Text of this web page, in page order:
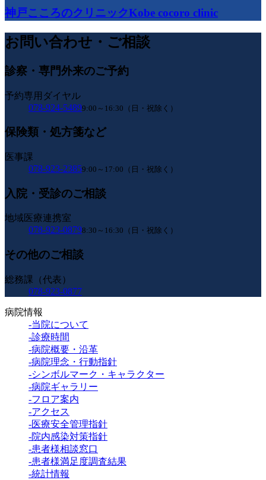
神戸こころのクリニックKobe cocoro clinic
お問い合わせ・ご相談
診察・専門外来のご予約
予約専用ダイヤル
078-924-54899:00～16:30（日・祝除く）
保険類・処方箋など
医事課
078-923-23859:00～17:00（日・祝除く）
入院・受診のご相談
地域医療連携室
078-923-08798:30～16:30（日・祝除く）
その他のご相談
総務課（代表）
078-923-0877
病院情報
-当院について
-診療時間
-病院概要・沿革
-病院理念・行動指針
-シンボルマーク・キャラクター
-病院ギャラリー
-フロア案内
-アクセス
-医療安全管理指針
-院内感染対策指針
-患者様相談窓口
-患者様満足度調査結果
-統計情報